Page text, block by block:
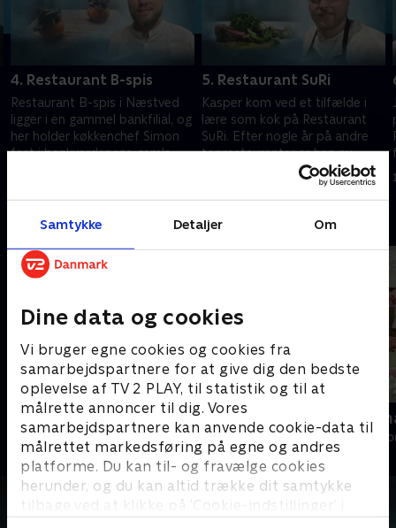
Samtykke Detaljer Om
Dine data og cookies
Vi bruger egne cookies og cookies fra
samarbejdspartnere for at give dig den bedste
oplevelse af TV 2 PLAY, til statistik og til at
målrette annoncer til dig. Vores
samarbejdspartnere kan anvende cookie-data til
målrettet markedsføring på egne og andres
platforme. Du kan til- og fravælge cookies
herunder, og du kan altid trække dit samtykke
tilbage ved at klikke på ’Cookie-indstillinger’ i
4. Restaurant B-spis
Restaurant B-spis i Næstved
ligger i en gammel bankfilial, og
her holder køkkenchef Simon
fast i bankverdenens gamle
5. Restaurant SuRi
Kasper kom ved et tilfælde i
lære som kok på Restaurant
SuRi. Efter nogle år på andre
toprestauranter er han nu
vendt tilbage som køkkenchef
3. december 2024 • 10 min
Andre så også
Liebhaverne - sommerhuse
Livsstil • 1 sæsoner
Tre sultne
Livsstil • 1